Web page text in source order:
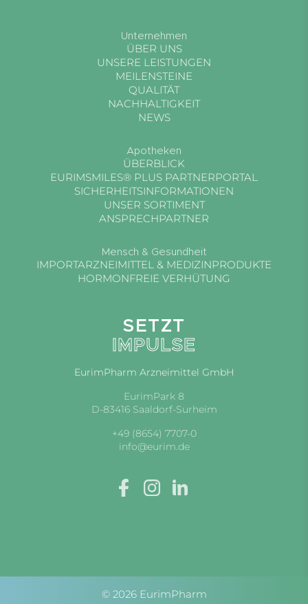
SETZT
IMPULSE
EurimPharm Arzneimittel GmbH
EurimPark 8
D-83416 Saaldorf-Surheim
+49 (8654) 7707-0
info@eurim.de
Unternehmen
ÜBER UNS
UNSERE LEISTUNGEN
MEILENSTEINE
QUALITÄT
NACHHALTIGKEIT
NEWS
Apotheken
ÜBERBLICK
EURIMSMILES® PLUS PARTNERPORTAL
SICHERHEITSINFORMATIONEN
UNSER SORTIMENT
ANSPRECHPARTNER
Mensch & Gesundheit
IMPORTARZNEIMITTEL & MEDIZINPRODUKTE
HORMONFREIE VERHÜTUNG
© 2026 EurimPharm